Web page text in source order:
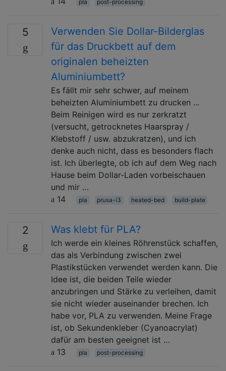
pla post-processing
5
Verwenden Sie Dollar-Bilderglas
für das Druckbett auf dem
originalen beheizten
Aluminiumbett?
Es fällt mir sehr schwer, auf meinem
beheizten Aluminiumbett zu drucken ...
Beim Reinigen wird es nur zerkratzt
(versucht, getrocknetes Haarspray /
Klebstoff / usw. abzukratzen), und ich
denke auch nicht, dass es besonders flach
ist. Ich überlegte, ob ich auf dem Weg nach
Hause beim Dollar-Laden vorbeischauen
und mir …
14
pla prusa-i3 heated-bed build-plate
2 Was klebt für PLA?
Ich werde ein kleines Röhrenstück schaffen,
das als Verbindung zwischen zwei
Plastikstücken verwendet werden kann. Die
Idee ist, die beiden Teile wieder
anzubringen und Stärke zu verleihen, damit
sie nicht wieder auseinander brechen. Ich
habe vor, PLA zu verwenden. Meine Frage
ist, ob Sekundenkleber (Cyanoacrylat)
dafür am besten geeignet ist …
13
pla post-processing